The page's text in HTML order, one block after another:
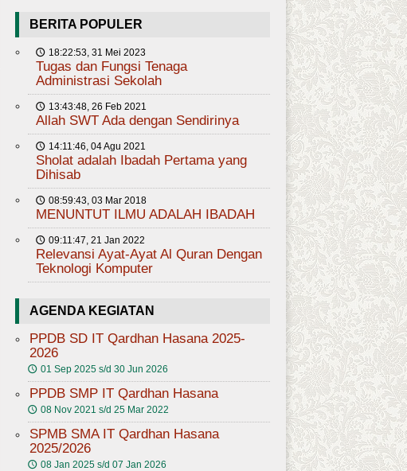
BERITA POPULER
🕔 18:22:53, 31 Mei 2023
Tugas dan Fungsi Tenaga
Administrasi Sekolah
🕔 13:43:48, 26 Feb 2021
Allah SWT Ada dengan Sendirinya
🕔 14:11:46, 04 Agu 2021
Sholat adalah Ibadah Pertama yang
Dihisab
🕔 08:59:43, 03 Mar 2018
MENUNTUT ILMU ADALAH IBADAH
🕔 09:11:47, 21 Jan 2022
Relevansi Ayat-Ayat Al Quran Dengan
Teknologi Komputer
AGENDA KEGIATAN
PPDB SD IT Qardhan Hasana 2025-
2026
🕔 01 Sep 2025 s/d 30 Jun 2026
PPDB SMP IT Qardhan Hasana
🕔 08 Nov 2021 s/d 25 Mar 2022
SPMB SMA IT Qardhan Hasana
2025/2026
🕔 08 Jan 2025 s/d 07 Jan 2026